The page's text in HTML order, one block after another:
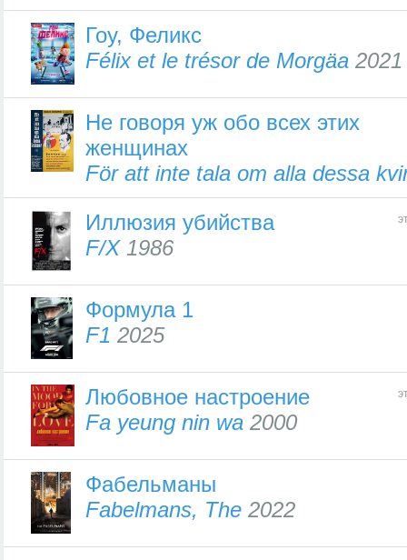
Гоу, Феликс
Félix et le trésor de Morgäa 2021
Не говоря уж обо всех этих
женщинах
För att inte tala om alla dessa
Иллюзия убийства
F/X1986
Формула 1
F1 2025
Любовное настроение
Fa yeung nin wa 2000
Фабельманы
Fabelmans, The 2022